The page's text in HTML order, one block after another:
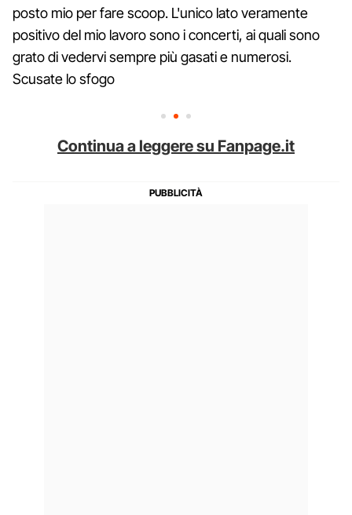
posto mio per fare scoop. L'unico lato veramente
positivo del mio lavoro sono i concerti, ai quali sono
grato di vedervi sempre più gasati e numerosi.
Scusate lo sfogo
Continua a leggere su Fanpage.it